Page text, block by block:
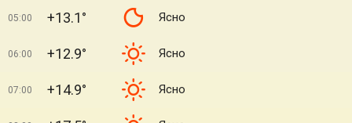
05:00 +13.1° Ясно
06:00 +12.9° Ясно
07:00 +14.9° Ясно